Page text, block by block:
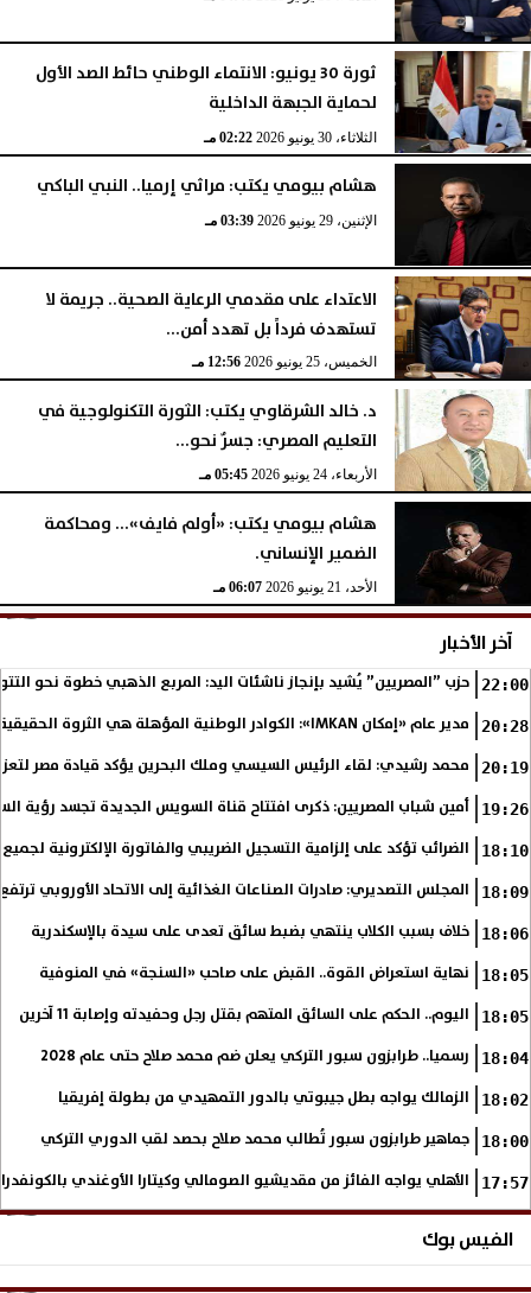
ثورة 30 يونيو: الانتماء الوطني حائط الصد الأول
لحماية الجبهة الداخلية
الثلاثاء، 30 يونيو 2026 02:22 مـ
هشام بيومي يكتب: مراثي إرميا.. النبي الباكي
الإثنين، 29 يونيو 2026 03:39 مـ
الاعتداء على مقدمي الرعاية الصحية.. جريمة لا
تستهدف فرداً بل تهدد أمن...
الخميس، 25 يونيو 2026 12:56 مـ
د. خالد الشرقاوي يكتب: الثورة التكنولوجية في
التعليم المصري: جسرٌ نحو...
الأربعاء، 24 يونيو 2026 05:45 مـ
هشام بيومي يكتب: «أولم فايف»... ومحاكمة
الضمير الإنساني.
الأحد، 21 يونيو 2026 06:07 مـ
آخر الأخبار
22:00 حزب ”المصريين” يُشيد بإنجاز ناشئات اليد: المربع الذهبي خطوة نحو
20:28 مدير عام «إمكان IMKAN»: الكوادر الوطنية المؤهلة هي الثروة الحقيقية لمستقبل التنمية في مصر
20:19 محمد رشيدي: لقاء الرئيس السيسي وملك البحرين يؤكد قيادة مصر
19:26 أمين شباب المصريين: ذكرى افتتاح قناة السويس الجديدة تجسد رؤية
18:10 الضرائب تؤكد على إلزامية التسجيل الضريبي والفاتورة الإلكترونية
18:09 المجلس التصديري: صادرات الصناعات الغذائية إلى الاتحاد الأوروبي ترتفع 15.4% خلال النصف الأول من
18:06 خلاف بسبب الكلاب ينتهي بضبط سائق تعدى على سيدة بالإسكندرية
18:05 نهاية استعراض القوة.. القبض على صاحب «السنجة» في المنوفية
18:05 اليوم.. الحكم على السائق المتهم بقتل رجل وحفيدته وإصابة 11 آخرين
18:04 رسميا.. طرابزون سبور التركي يعلن ضم محمد صلاح حتى عام 2028
18:02 الزمالك يواجه بطل جيبوتي بالدور التمهيدي من بطولة إفريقيا
18:00 جماهير طرابزون سبور تُطالب محمد صلاح بحصد لقب الدوري التركي
17:57 الأهلي يواجه الفائز من مقديشيو الصومالي وكيتارا الأوغندي
الفيس بوك